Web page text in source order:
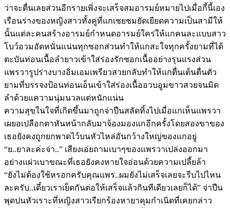
ว่าจะตื่นเลยส่วนอีกรายเพิ่งจะเสร็จสมอารมย์หมายไปเมื่อกี้นี้เอง
เรือนร่างของหญิงสาวทั้งคู่ที่แกเชยชมยัดเยียดความเป็นสามีให้
นั้นแต่ละคนสร้างอารมย์กำหนดอารมย์ใคร่ให้แกคนละแบบสาว
โบว์อวมอัดหนั่นแน่นทุกซอกส่วนทำให้แกสะใจทุกครั้งยามที่ได้
ตะบันท่อนเนื้อลำยาวเข้าใส่ร่องรักซอกเนื้ออย่างรุนแรงส่วน
แพรวารูปร่างบางอิ่มเอมเพรียวสวยกลับทำให้แกตื่นเต้นตื่นตัว
ยามที่บรรจงป้อนท่อนเอ็นเข้าใส่ร่องเนื้ออวบอูมขาวสวยจนมิด
ลำด้วยแความนุ่มนวลแต่หนักแน่น
ความสุขในใจที่เกิดขึ้นมาถูกจ่าปืนสลัดทิ้งไปเมื่อแกเห็นแพรวา
เผยอเปลือกตาหันหน้ากลับมาจ้องมองแกอีกครั้งโดยสองขาของ
เธอยังคงถูกยกพาดไว้บนหัวไหล่อันกว้างใหญ่ของแกอยู่
“ย..ยาละค่ะจ่า..” เสียงเอ่ยถามเบาๆของแพรวาเปล่งออกมา
อย่างแผ่วเบาขณะที่เธอยังคงหายใจอ่อนด้วยความเปลี้ยล้า
“ยังไม่ต้องใช้หรอกครับคุณแพร..ผมยังไม่เสร็จเลยจะรีบไปไหน
ละครับ..เดี๋ยวเราเย็ดกันต่อให้เสร็จแล้วกินทีเดียวเลยก็ได้” จ่าปืน
พุดปนหัวเราะที่หญิงสาวเรียกร้องหายาคุมกำเนิดที่เคยกล่าว